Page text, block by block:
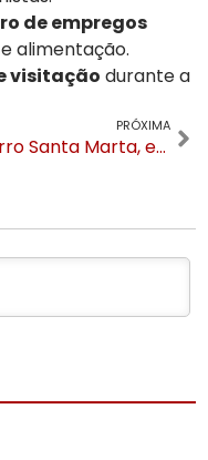
de empregos
alimentação.
visitação durante a
PRÓXIMA
Bairro Santa Marta, em Canela, terá duas ações de “Bota-Fora” em Julho